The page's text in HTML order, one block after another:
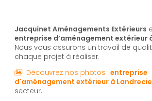
Jacquinet Aménagements Extérieurs
entreprise d’aménagement extérieur
Nous vous assurons un travail de
chaque projet à réaliser.
Découvrez nos photos : entreprise
d'aménagement extérieur à
secteur.